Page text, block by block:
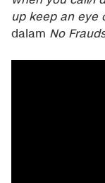
up keep an eye
dalam No